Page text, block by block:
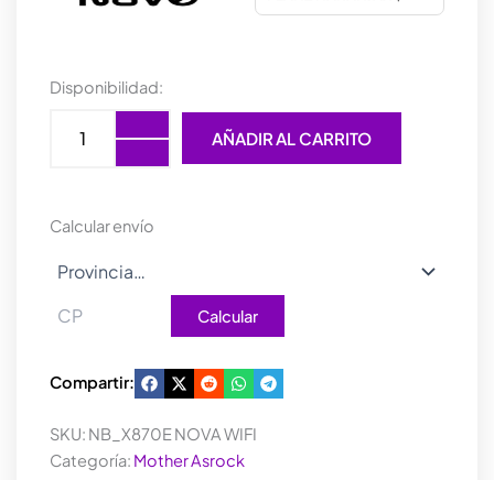
Disponibilidad:
MOTHER
(AM5)
X870E
cantidad
AÑADIR AL CARRITO
Calcular envío
Calcular
Compartir:
SKU: NB_X870E NOVA WIFI
Categoría: Mother Asrock